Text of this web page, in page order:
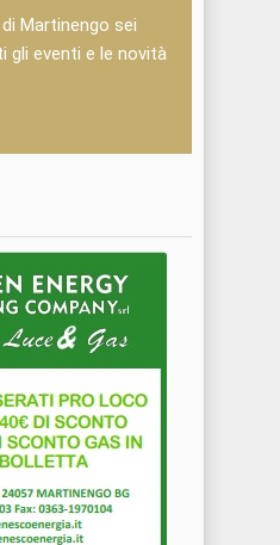
Martinengo sei
gli eventi e le novità